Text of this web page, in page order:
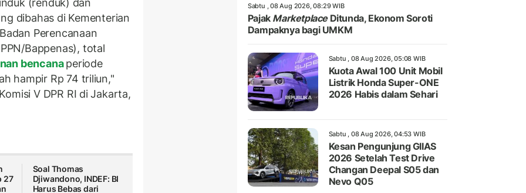
dibahas di Kementerian
Perencanaan
Bappenas), total
bencanaperiode
hampir Rp 74 triliun,"
V DPR RI di Jakarta,
27
Soal Thomas
Djiwandono, INDEF: BI
Harus Bebas dari
Sabtu , 08 Aug 2026, 08:29 WIB
Pajak MarketplaceDitunda, Ekonom Soroti
Dampaknya bagi UMKM
Sabtu , 08 Aug 2026, 05:08 WIB
Kuota Awal 100 Unit Mobil
Listrik Honda Super-ONE
2026 Habis dalam Sehari
Sabtu , 08 Aug 2026, 04:53 WIB
Kesan Pengunjung GIIAS
2026 Setelah Test Drive
Changan Deepal S05 dan
Nevo Q05